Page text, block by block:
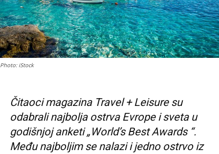
Photo: iStock
Čitaoci magazina Travel + Leisure su
odabrali najbolja ostrva Evrope i sveta u
godišnjoj anketi „World’s Best Awards “.
Među najboljim se nalazi i jedno ostrvo iz